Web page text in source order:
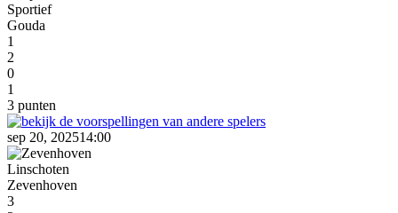
Sportief
Gouda
1
2
0
1
3 punten
sep 20, 202514:00
Linschoten
Zevenhoven
3